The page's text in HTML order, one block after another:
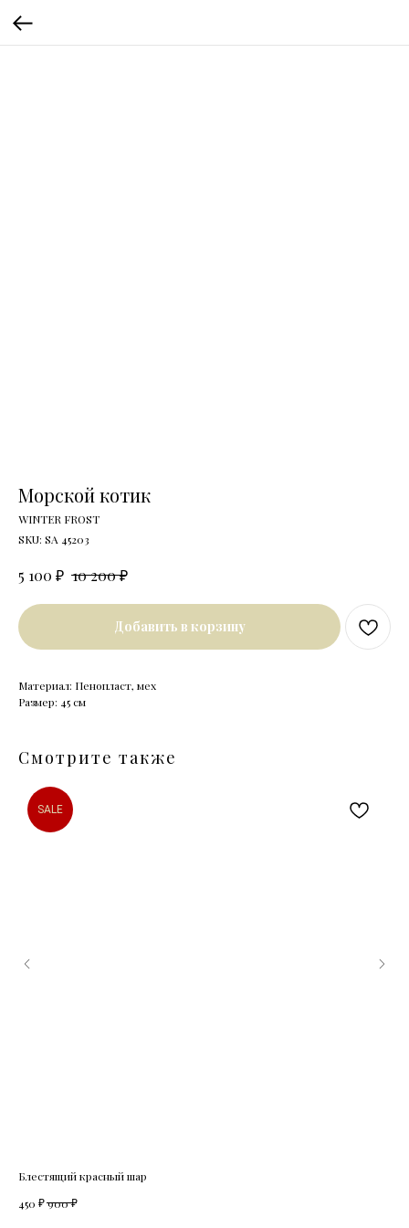
Морской котик
WINTER FROST
SKU: SA 45203
5 100 ₽ 10 200₽
Добавить в корзину
Материал: Пенопласт, мех
Размер: 45 см
Смотрите также
SALE
Блестящий красный шар
450 ₽900₽